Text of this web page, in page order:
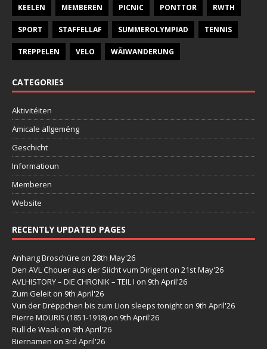
KEELEN MEMBEREN PICNIC PONTTOR RWTH
SPORT STAFFELLAF SUMMEROLYMPIAD TENNIS
TREPPELEN VELO WÄIWANDERUNG
CATEGORIES
Aktivitéiten
Amicale allgeméng
Geschicht
Informatioun
Memberen
Website
RECENTLY UPDATED PAGES
Anhang Broschüre on 28th May'26
Den AVL Chouer aus der Siicht vum Dirigent on 21st May'26
AVLHISTORY – DIE CHRONIK – TEIL I on 9th April'26
Zum Geleit on 9th April'26
Vun der Drëppchen bis zum Lion sleeps tonight on 9th April'26
Pierre MOURIS (1851-1918) on 9th April'26
Rull de Waak on 9th April'26
Biernamen on 3rd April'26